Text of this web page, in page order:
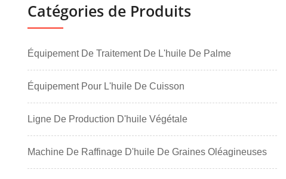
Catégories de Produits
Équipement De Traitement De L'huile De Palme
Équipement Pour L'huile De Cuisson
Ligne De Production D'huile Végétale
Machine De Raffinage D'huile De Graines Oléagineuses